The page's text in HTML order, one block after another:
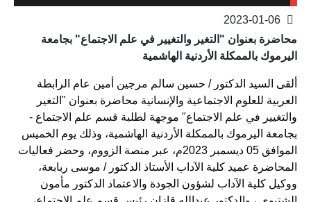
محاضرة بعنوان "التغير والتغيير في علم الاجتماع" بجامعة
اليرموك بالممكلة الأردنية الهاشمية
ألقى السيد الدكتور / حسين سالم مرجين أمين عام الرابطة
العربية للعلوم الاجتماعية والإنسانية محاضرة بعنوان "التغير
والتغيير في علم الاجتماع" موجهة لطلبة قسم علم الاجتماع -
بجامعة اليرموك بالممكلة الأردنية الهاشمية، وذلك يوم الخميس
الموافق 05 ديسمبر 2023م، عبر منصة الزووم، وحضر فعاليات
المحاضرة عميد كلية الآداب الأستاذ الدكتور / موسى ربابعة،
ووكيل كلية الآداب لشؤون الجودة والاعتماد الدكتور مأمون